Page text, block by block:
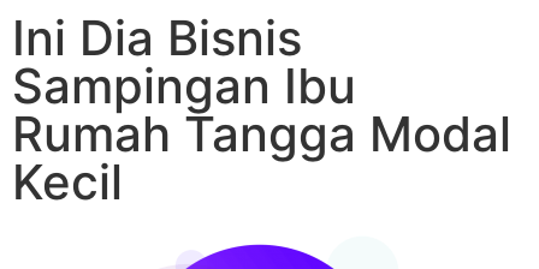
Ini Dia Bisnis
Sampingan Ibu
Rumah Tangga Modal
Kecil